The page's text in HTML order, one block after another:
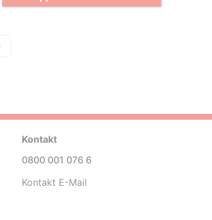
Kontakt
0800 001 076 6
Kontakt E-Mail